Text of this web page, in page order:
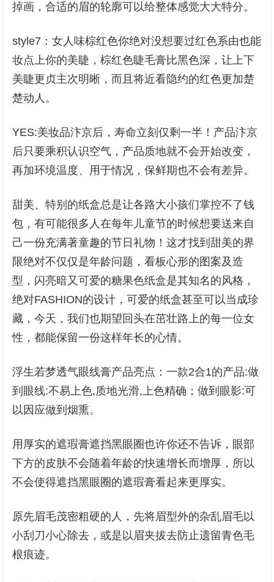
掉画，合适的眉的轮廓可以给整体感觉大大特分。
style7：女人味棕红色你绝对没想要过红色系由也能
妆点上你的美睫，棕红色睫毛膏比黑色深，让上下
美睫更贞主次明晰，而且将近看隐约的红色更加楚
楚动人。
YES:美妆品汴京后，寿命立刻仅剩一半！产品汴京
后只要乘积认识空气，产品质地就不会开始改变，
再加环境温度、用于情况，保鲜期也不会有差异。
甜美、特别的纸盒总是让各路大小孩们掌控不了钱
包，有可能很多人在每年儿童节的时候想要送来自
己一份充满著童趣的节日礼物！这才找到甜美的界
限绝对不仅仅是年龄问题，看板心形的图案及造
型，闪亮暗又可爱的糖果色纸盒是其知名的风格，
绝对FASHION的设计，可爱的纸盒甚至可以当成珍
藏，今天，我们也期望回头在茁壮路上的每一位女
性，都能保留一份这样年长的心情。
浮生若梦透气眼线膏产品亮点：一款2合1的产品:做
到眼线:不易上色,质地光滑,上色精确；做到眼影:可
以因应做到烟熏。
用厚实的遮瑕膏遮挡黑眼圈也许你还不告诉，眼部
下方的皮肤不会随着年龄的快速增长而增厚，所以
不会使得遮挡黑眼圈的遮瑕膏看起来更厚实。
原先眉毛茂密粗硬的人，先将眉型外的杂乱眉毛以
小刮刀小心除去，或是以眉夹拔去防止遗留青色毛
根痕迹。